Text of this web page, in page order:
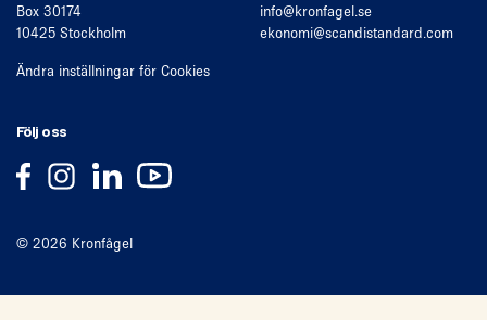
Box 30174
10425 Stockholm
Ändra inställningar för Cookies
info@kronfagel.se
ekonomi@scandistandard.com
Följ oss
© 2026 Kronfågel